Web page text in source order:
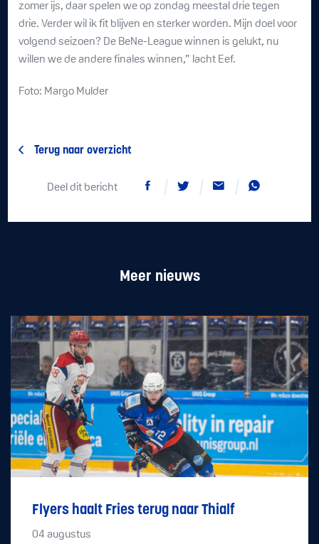
zomer ijs, daar spelen we op zondag meestal drie tegen
drie. Verder wil ik fit blijven en sterker worden. Mijn doel voor
volgend seizoen? De BeNe-League winnen is gelukt, nu
willen we de andere finales winnen,” lacht Eef.
Foto: Margo Mulder
Terug naar overzicht
Deel dit bericht
Meer nieuws
Flyers haalt Fries terug naar Thialf
04 augustus